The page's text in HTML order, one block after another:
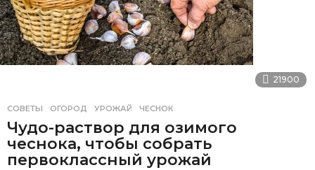
21900
СОВЕТЫ ОГОРОД ,УРОЖАЙ ,ЧЕСНОК
Чудо-раствор для озимого
чеснока, чтобы собрать
первоклассный урожай